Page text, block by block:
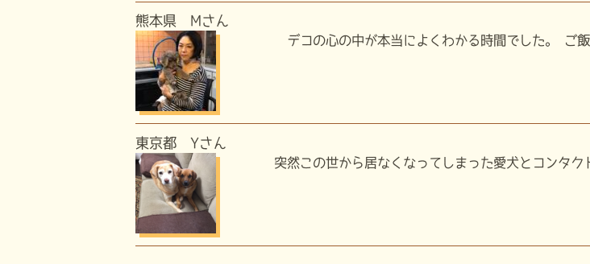
熊本県 Mさん
デコの心の中が本当によくわかる時間でした。 ご
東京都 Yさん
突然この世から居なくなってしまった愛犬とコンタク